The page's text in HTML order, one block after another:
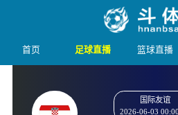
首页 足球直播 篮球直播